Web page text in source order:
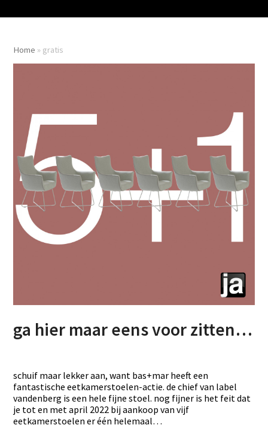
Home » gratis
ga hier maar eens voor zitten…
schuif maar lekker aan, want bas+mar heeft een
fantastische eetkamerstoelen-actie. de chief van label
vandenberg is een hele fijne stoel. nog fijner is het feit dat
je tot en met april 2022 bij aankoop van vijf
eetkamerstoelen er één helemaal…